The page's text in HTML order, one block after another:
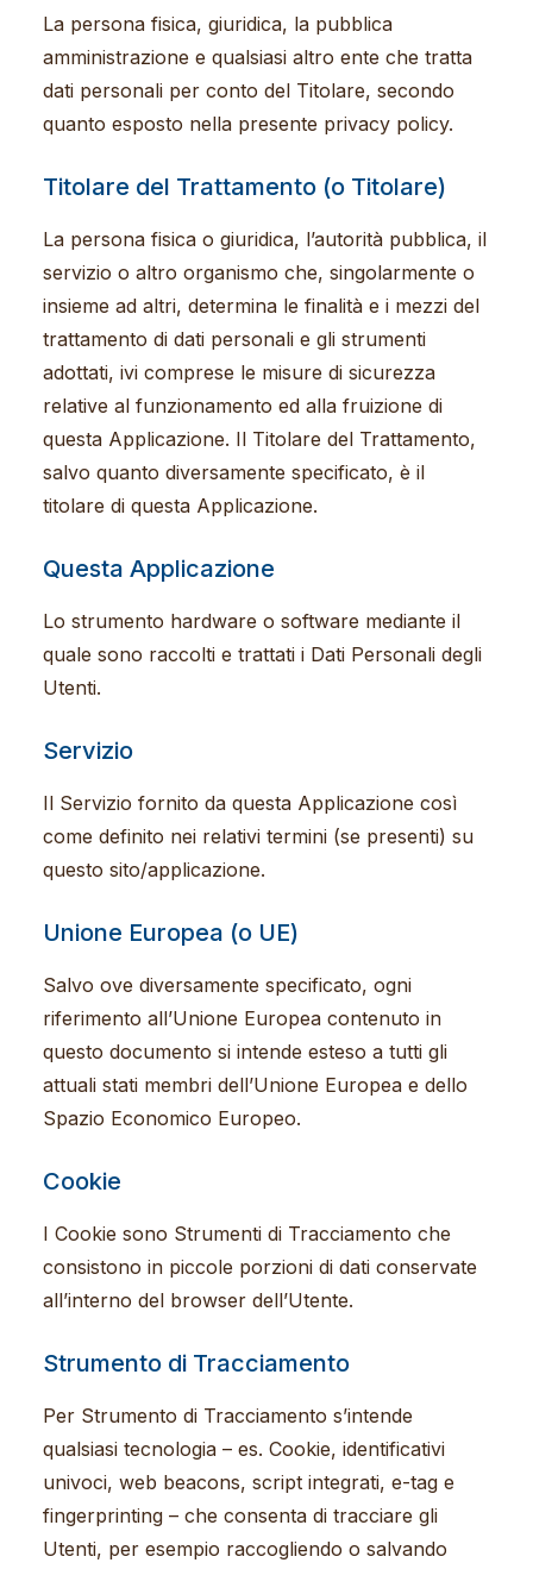
La persona fisica, giuridica, la pubblica
amministrazione e qualsiasi altro ente che tratta
dati personali per conto del Titolare, secondo
quanto esposto nella presente privacy policy.
Titolare del Trattamento (o Titolare)
La persona fisica o giuridica, l’autorità pubblica, il
servizio o altro organismo che, singolarmente o
insieme ad altri, determina le finalità e i mezzi del
trattamento di dati personali e gli strumenti
adottati, ivi comprese le misure di sicurezza
relative al funzionamento ed alla fruizione di
questa Applicazione. Il Titolare del Trattamento,
salvo quanto diversamente specificato, è il
titolare di questa Applicazione.
Questa Applicazione
Lo strumento hardware o software mediante il
quale sono raccolti e trattati i Dati Personali degli
Utenti.
Servizio
Il Servizio fornito da questa Applicazione così
come definito nei relativi termini (se presenti) su
questo sito/applicazione.
Unione Europea (o UE)
Salvo ove diversamente specificato, ogni
riferimento all’Unione Europea contenuto in
questo documento si intende esteso a tutti gli
attuali stati membri dell’Unione Europea e dello
Spazio Economico Europeo.
Cookie
I Cookie sono Strumenti di Tracciamento che
consistono in piccole porzioni di dati conservate
all’interno del browser dell’Utente.
Strumento di Tracciamento
Per Strumento di Tracciamento s’intende
qualsiasi tecnologia – es. Cookie, identificativi
univoci, web beacons, script integrati, e-tag e
fingerprinting – che consenta di tracciare gli
Utenti, per esempio raccogliendo o salvando